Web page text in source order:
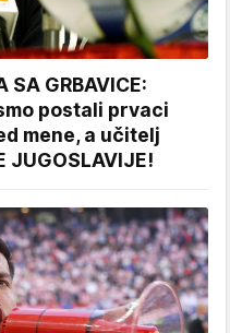
SA GRBAVICE:
postali prvaci
mene, a učitelj
JUGOSLAVIJE!